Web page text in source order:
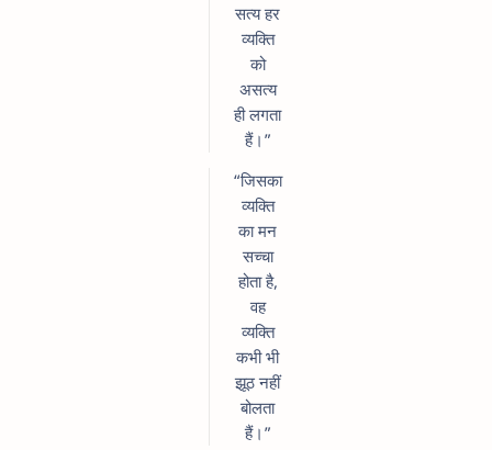
सत्य हर
व्यक्ति
को
असत्य
ही लगता
हैं।”
“जिसका
व्यक्ति
का मन
सच्चा
होता है,
वह
व्यक्ति
कभी भी
झूठ नहीं
बोलता
हैं।”